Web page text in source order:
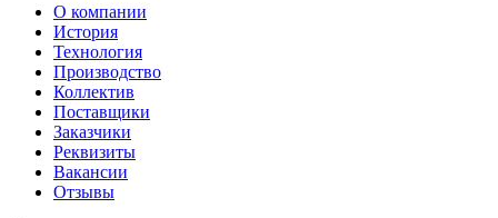
О компании
История
Технология
Производство
Коллектив
Поставщики
Заказчики
Реквизиты
Вакансии
Отзывы